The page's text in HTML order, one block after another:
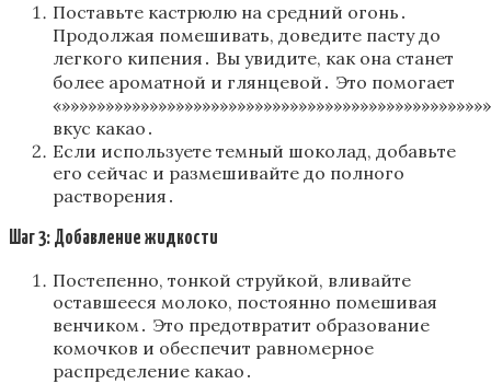
Поставьте кастрюлю на средний огонь․
Продолжая помешивать, доведите пасту до
легкого кипения․ Вы увидите, как она станет
более ароматной и глянцевой․ Это помогает
вкус какао․
Если используете темный шоколад, добавьте
его сейчас и размешивайте до полного
растворения․
Шаг 3: Добавление жидкости
Постепенно, тонкой струйкой, вливайте
оставшееся молоко, постоянно помешивая
венчиком․ Это предотвратит образование
комочков и обеспечит равномерное
распределение какао․